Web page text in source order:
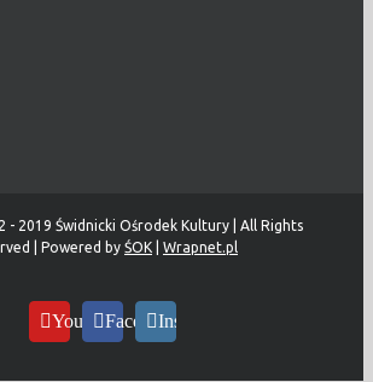
- 2019 Świdnicki Ośrodek Kultury | All Rights
| Powered by ŚOK Wrapnet.pl
YouTubeFacebookInstagram